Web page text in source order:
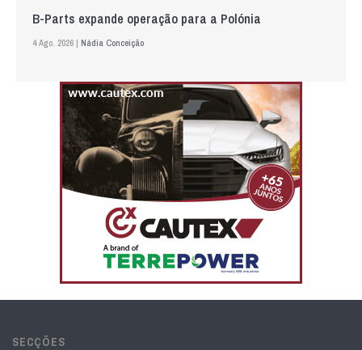
B-Parts expande operação para a Polónia
4 Ago. 2026 | Nádia Conceição
SECÇÕES